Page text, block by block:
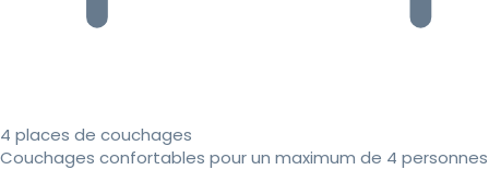
4 places de couchages
Couchages confortables pour un maximum de 4 personnes